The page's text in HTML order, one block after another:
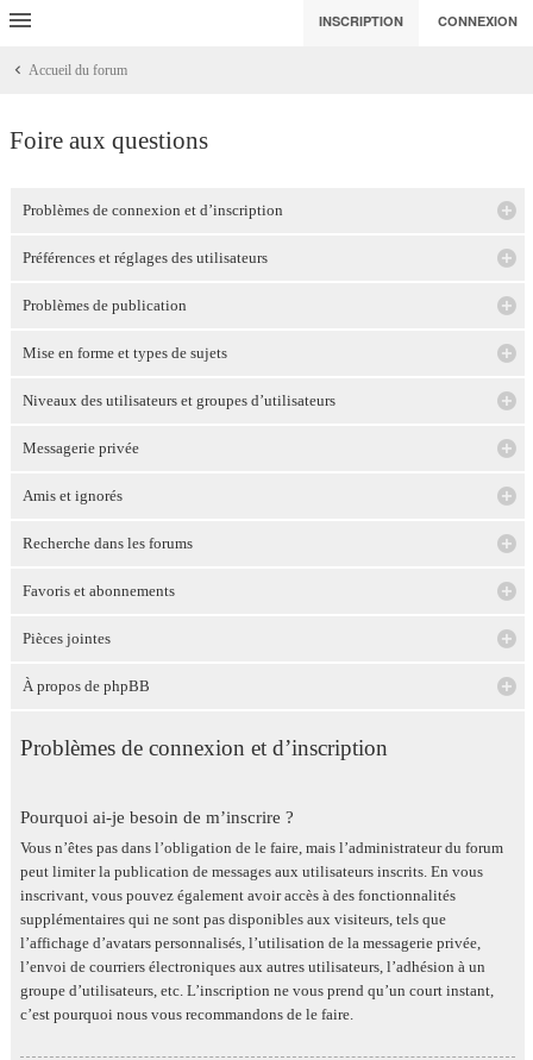
INSCRIPTION CONNEXION
Accueil du forum
Foire aux questions
Problèmes de connexion et d’inscription
Préférences et réglages des utilisateurs
Problèmes de publication
Mise en forme et types de sujets
Niveaux des utilisateurs et groupes d’utilisateurs
Messagerie privée
Amis et ignorés
Recherche dans les forums
Favoris et abonnements
Pièces jointes
À propos de phpBB
Problèmes de connexion et d’inscription
Pourquoi ai-je besoin de m’inscrire ?
Vous n’êtes pas dans l’obligation de le faire, mais l’administrateur du forum
peut limiter la publication de messages aux utilisateurs inscrits. En vous
inscrivant, vous pouvez également avoir accès à des fonctionnalités
supplémentaires qui ne sont pas disponibles aux visiteurs, tels que
l’affichage d’avatars personnalisés, l’utilisation de la messagerie privée,
l’envoi de courriers électroniques aux autres utilisateurs, l’adhésion à un
groupe d’utilisateurs, etc. L’inscription ne vous prend qu’un court instant,
c’est pourquoi nous vous recommandons de le faire.